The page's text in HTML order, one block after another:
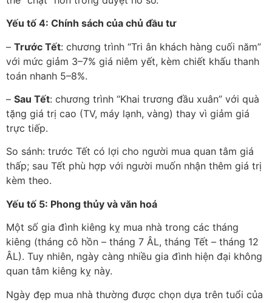
Yếu tố 4: Chính sách của chủ đầu tư
– Trước Tết: chương trình “Tri ân khách hàng cuối năm”
với mức giảm 3–7% giá niêm yết, kèm chiết khấu thanh
toán nhanh 5–8%.
– Sau Tết: chương trình “Khai trương đầu xuân” với quà
tặng giá trị cao (TV, máy lạnh, vàng) thay vì giảm giá
trực tiếp.
So sánh: trước Tết có lợi cho người mua quan tâm giá
thấp; sau Tết phù hợp với người muốn nhận thêm giá trị
kèm theo.
Yếu tố 5: Phong thủy và văn hoá
Một số gia đình kiêng kỵ mua nhà trong các tháng
kiêng (tháng cô hồn – tháng 7 ÂL, tháng Tết – tháng 12
ÂL). Tuy nhiên, ngày càng nhiều gia đình hiện đại không
quan tâm kiêng kỵ này.
Ngày đẹp mua nhà thường được chọn dựa trên tuổi của